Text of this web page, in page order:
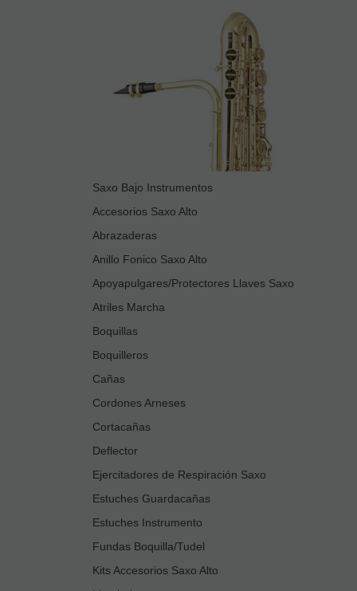
Saxo Bajo Instrumentos
Accesorios Saxo Alto
Abrazaderas
Anillo Fonico Saxo Alto
Apoyapulgares/Protectores Llaves Saxo
Atriles Marcha
Boquillas
Boquilleros
Cañas
Cordones Arneses
Cortacañas
Deflector
Ejercitadores de Respiración Saxo
Estuches Guardacañas
Estuches Instrumento
Fundas Boquilla/Tudel
Kits Accesorios Saxo Alto